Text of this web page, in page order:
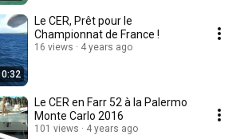
0:32
Le CER, Prêt pour le
Championnat de France !
16 views 4 years ago
Le CER en Farr 52 à la Palermo
Monte Carlo 2016
101 views 4 years ago